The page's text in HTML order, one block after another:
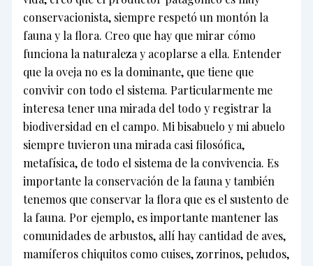
conservacionista, siempre respetó un montón la
fauna y la flora. Creo que hay que mirar cómo
funciona la naturaleza y acoplarse a ella. Entender
que la oveja no es la dominante, que tiene que
convivir con todo el sistema. Particularmente me
interesa tener una mirada del todo y registrar la
biodiversidad en el campo. Mi bisabuelo y mi abuelo
siempre tuvieron una mirada casi filosófica,
metafísica, de todo el sistema de la convivencia. Es
importante la conservación de la fauna y también
tenemos que conservar la flora que es el sustento de
la fauna. Por ejemplo, es importante mantener las
comunidades de arbustos, allí hay cantidad de aves,
mamíferos chiquitos como cuises, zorrinos, peludos,